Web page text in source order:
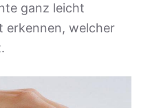
ganz leicht
erkennen, welcher